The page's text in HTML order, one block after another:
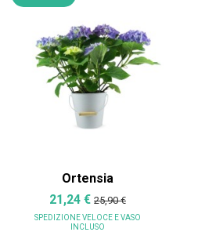
Ortensia
21,24 € 25,90 €
SPEDIZIONE VELOCE E VASO
INCLUSO